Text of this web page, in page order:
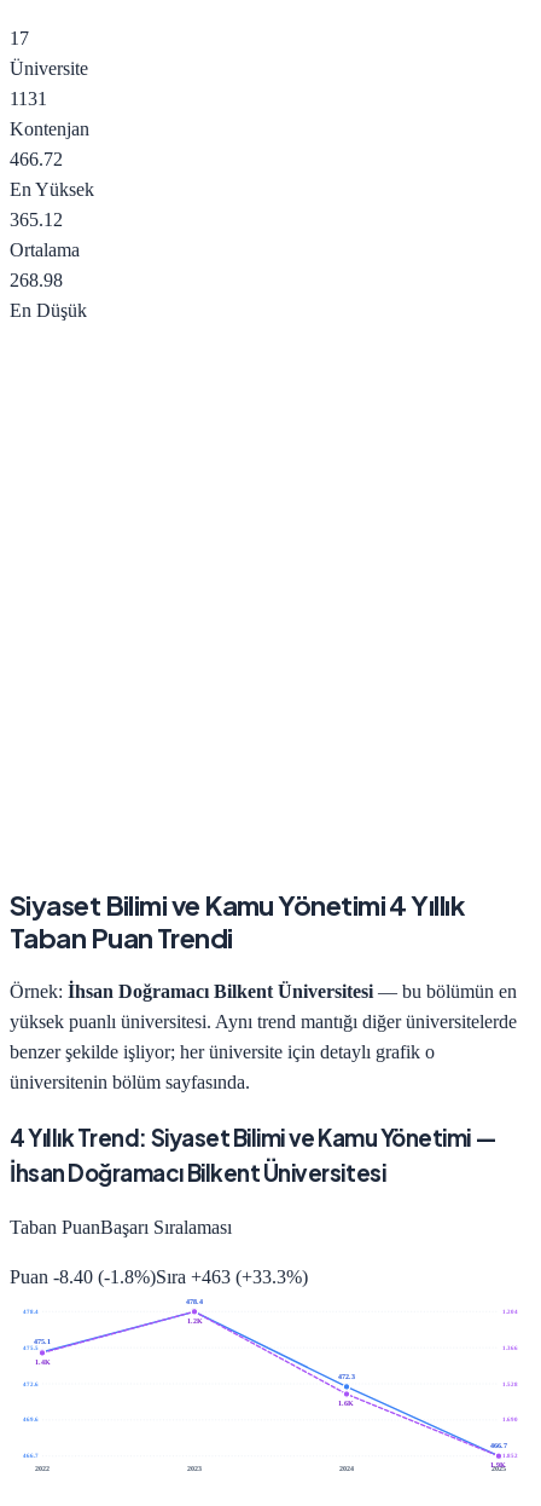
17
Üniversite
1131
Kontenjan
466.72
En Yüksek
365.12
Ortalama
268.98
En Düşük
Siyaset Bilimi ve Kamu Yönetimi4 Yıllık
Taban Puan Trendi
Örnek: İhsan Doğramacı Bilkent Üniversitesi — bu bölümün en
yüksek puanlı üniversitesi. Aynı trend mantığı diğer üniversitelerde
benzer şekilde işliyor; her üniversite için detaylı grafik o
üniversitenin bölüm sayfasında.
4Yıllık Trend: Siyaset Bilimi ve Kamu Yönetimi —
İhsan Doğramacı Bilkent Üniversitesi
Taban PuanBaşarı Sıralaması
Puan -8.40 (-1.8%)Sıra +463 (+33.3%)
478.4 1.204
475.5 1.366
472.6 1.528
469.6 1.690
466.7
1.852
2022
2023 2024 2025
475.1
478.4
472.3
466.7
1.4K
1.2K
1.6K
1.9K